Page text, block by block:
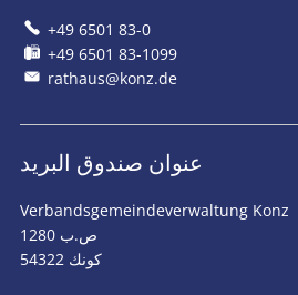
+49 6501 83-0
+49 6501 83-1099
rathaus@konz.de
عنوان صندوق البريد
Verbandsgemeindeverwaltung Konz
ص.ب 1280
54322 كونك